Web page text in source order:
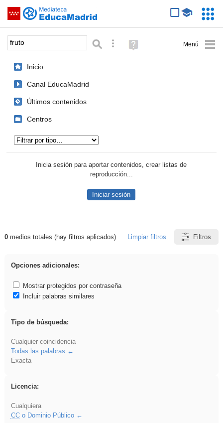
Saltar navegación
Palabra o frase: Búsqueda avanzada
Ayuda
(en
Inicio
Canal EducaMadrid
Últimos contenidos
Centros
Inicia sesión para aportar contenidos, crear listas de
reproducción...
Iniciar sesión
Resultados de: fruto
0medios totales (hay filtros aplicados) Limpiar filtros Filtros
Opciones adicionales:
Mostrar protegidos por contraseña
Incluir palabras similares
Tipo de búsqueda:
Cualquier coincidencia
Todas las palabras
Exacta
Licencia:
Cualquiera
CCo Dominio Público